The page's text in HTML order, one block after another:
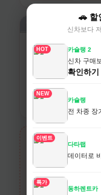
🚗 할
신차보다
HOT 카슐랭 2
신차 구매
확인하기
NEW
카슐랭
전 차종 장
이벤트
다타랩
데이터로
특가
동하렌트카
슈퍼적립 21% 할인
72,700원92,000
키즈텐
자세히 보기 N쇼
›
생활/건강
전체보기
카테고리 상품 더 보